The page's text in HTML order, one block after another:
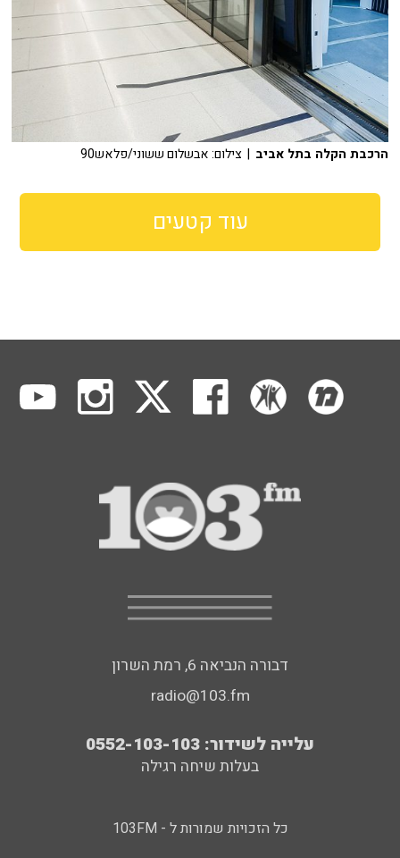
הרכבת הקלה בתל אביב | צילום: אבשלום ששוני/פלאש90
עוד קטעים
דבורה הנביאה 6, רמת השרון
radio@103.fm
עלייה לשידור: 0552-103-103
בעלות שיחה רגילה
כל הזכויות שמורות ל - 103FM